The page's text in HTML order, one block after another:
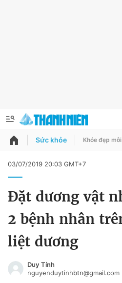
QUẢNG CÁO ĐẶT BÁO
Chuyên mục
Chào ngày mới
Đổi mật khẩu
Tin đã lưu
Tin đã xem
Đăng xuất
Sức khỏe Khỏe đẹp
03/07/2019 20:03 GMT+7
Đặt dương vật
2 bệnh nhân
liệt dương
Duy Tính
nguyenduytinhbtn@gmail.com